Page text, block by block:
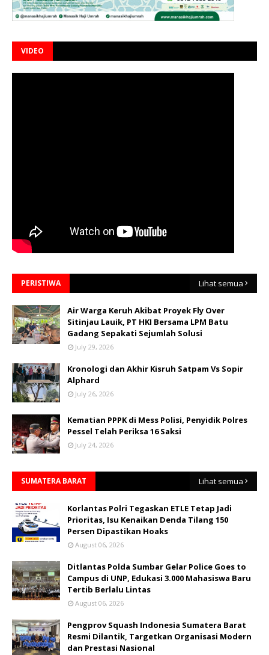
VIDEO
PERISTIWA Lihat semua
Air Warga Keruh Akibat Proyek Fly Over
Sitinjau Lauik, PT HKI Bersama LPM Batu
Gadang Sepakati Sejumlah Solusi
July 29, 2026
Kronologi dan Akhir Kisruh Satpam Vs Sopir
Alphard
July 26, 2026
Kematian PPPK di Mess Polisi, Penyidik Polres
Pessel Telah Periksa 16 Saksi
July 24, 2026
SUMATERA BARAT Lihat semua
Korlantas Polri Tegaskan ETLE Tetap Jadi
Prioritas, Isu Kenaikan Denda Tilang 150
Persen Dipastikan Hoaks
August 06, 2026
Ditlantas Polda Sumbar Gelar Police Goes to
Campus di UNP, Edukasi 3.000 Mahasiswa Baru
Tertib Berlalu Lintas
August 06, 2026
Pengprov Squash Indonesia Sumatera Barat
Resmi Dilantik, Targetkan Organisasi Modern
dan Prestasi Nasional